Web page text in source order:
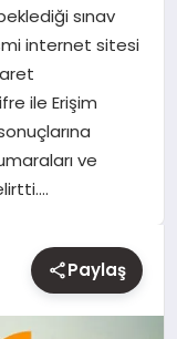
sınav
internet sitesi
ile Erişim
ve
Paylaş